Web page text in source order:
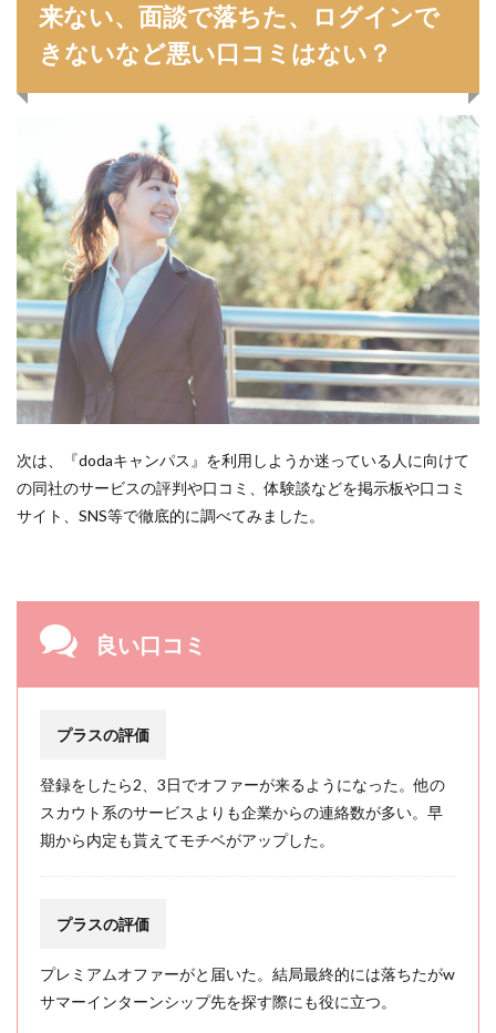
来ない、面談で落ちた、ログインで
きないなど悪い口コミはない？
次は、『dodaキャンパス』を利用しようか迷っている人に向けて
の同社のサービスの評判や口コミ、体験談などを掲示板や口コミ
サイト、SNS等で徹底的に調べてみました。
良い口コミ
プラスの評価
登録をしたら2、3日でオファーが来るようになった。他の
スカウト系のサービスよりも企業からの連絡数が多い。早
期から内定も貰えてモチベがアップした。
プラスの評価
プレミアムオファーがと届いた。結局最終的には落ちたがw
サマーインターンシップ先を探す際にも役に立つ。